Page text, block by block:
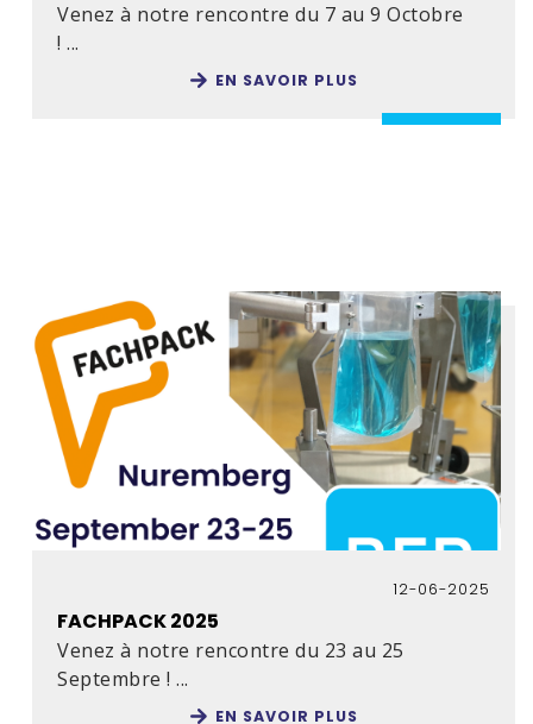
Venez à notre rencontre du 7 au 9 Octobre
! ...
EN SAVOIR PLUS
12-06-2025
FACHPACK 2025
Venez à notre rencontre du 23 au 25
Septembre ! ...
EN SAVOIR PLUS